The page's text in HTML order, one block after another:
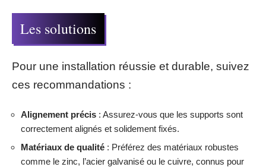
Les solutions
Pour une installation réussie et durable, suivez
ces recommandations :
Alignement précis : Assurez-vous que les supports sont
correctement alignés et solidement fixés.
Matériaux de qualité : Préférez des matériaux robustes
comme le zinc, l’acier galvanisé ou le cuivre, connus pour